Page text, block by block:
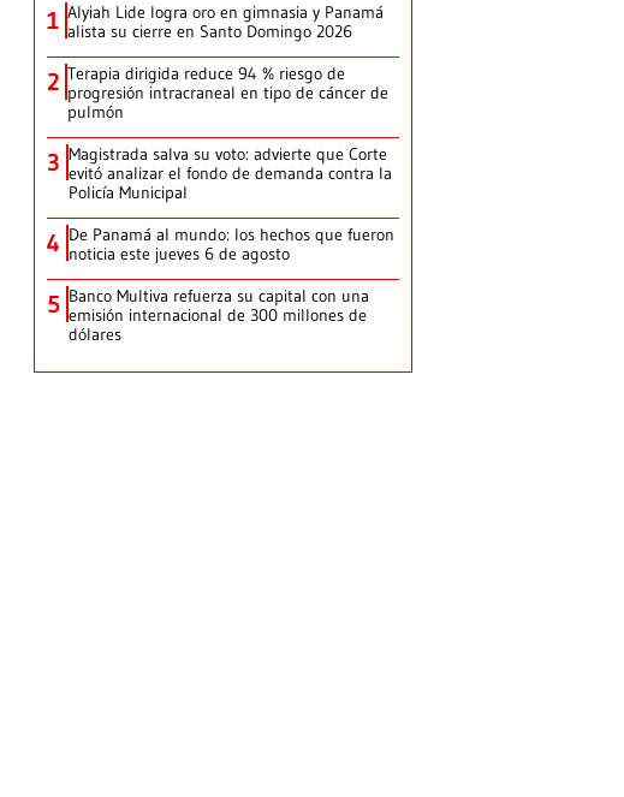
1 Alyiah Lide logra oro en gimnasia y Panamá
alista su cierre en Santo Domingo 2026
2 Terapia dirigida reduce 94 % riesgo de
progresión intracraneal en tipo de cáncer de
pulmón
3 Magistrada salva su voto: advierte que Corte
evitó analizar el fondo de demanda contra la
Policía Municipal
4 De Panamá al mundo: los hechos que fueron
noticia este jueves 6 de agosto
5 Banco Multiva refuerza su capital con una
emisión internacional de 300 millones de
dólares